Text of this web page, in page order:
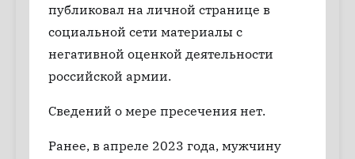
публиковал на личной странице в
социальной сети материалы с
негативной оценкой деятельности
российской армии.
Сведений о мере пресечения нет.
Ранее, в апреле 2023 года, мужчину